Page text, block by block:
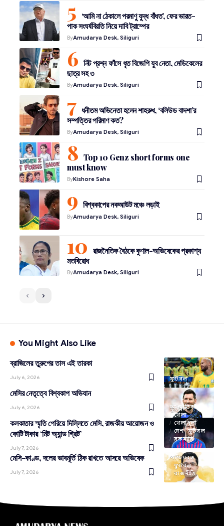
‘আমি না ঠেকালে পরমাণু যুদ্ধ বাঁধত’, ফের ভারত-
পাক সংঘর্ষবিরতি নিয়ে দাবি ট্রাম্পের
ByAmudarya Desk, Siliguri
নিট প্রশ্ন ফাঁসে ধৃত বিজেপি যুব নেতা, মেডিকেলের
ছাত্র সহ ৩
ByAmudarya Desk, Siliguri
ধনীতম অভিনেতা হলেন শাহরুখ, ‘বলিউড বাদশা’র
সম্পত্তির পরিমাণ কত?
ByAmudarya Desk, Siliguri
Top 10 Genz short forms one
must know
ByKishore Saha
বিশ্বকাপের নকআউট মঞ্চে লড়াই
ByAmudarya Desk, Siliguri
রাজনৈতিক বৈঠকে কুণাল-অভিষেকের প্রকাশ্য
মতবিরোধ
ByAmudarya Desk, Siliguri
You Might Also Like
ফুটবল
ব্রাজিলের তু্রুপের তাস এই তারকা
July 6, 2026
ফুটবল
মেসির নেতৃত্বে বিশ্বকাপ অভিযান
July 6, 2026
আন্তর্জাতিক
খেলা
খেলাধূলা
দেশ ফুটবল
রকমারি
কলকাতার স্মৃতি পেরিয়ে দিল্লিতে মেসি, রাজকীয় আয়োজন ও
কোটি টাকার ‘মিট অ্যান্ড গ্রিট’
July 7, 2026
পশ্চিমবঙ্গ
ফুটবল
রাজনীতি
মেসি-কাণ্ড, দলের ভাবমূর্তি ঠিক রাখতে আসরে অভিষেক
July 7, 2026